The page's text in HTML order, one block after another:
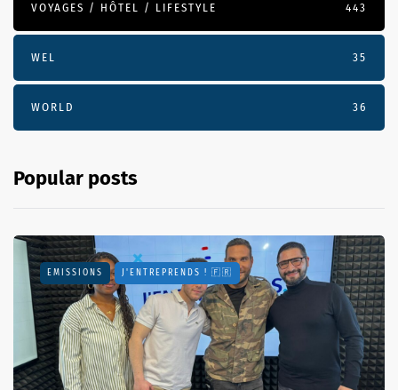
VOYAGES / HÔTEL / LIFESTYLE 443
WEL 35
WORLD 36
Popular posts
EMISSIONS J'ENTREPRENDS ! 🇫🇷